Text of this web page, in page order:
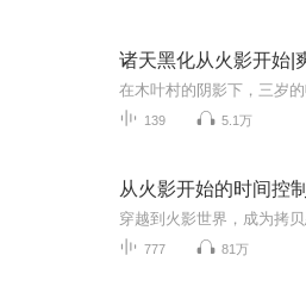
139 5.1万
从火影开始的时间控
777 81万